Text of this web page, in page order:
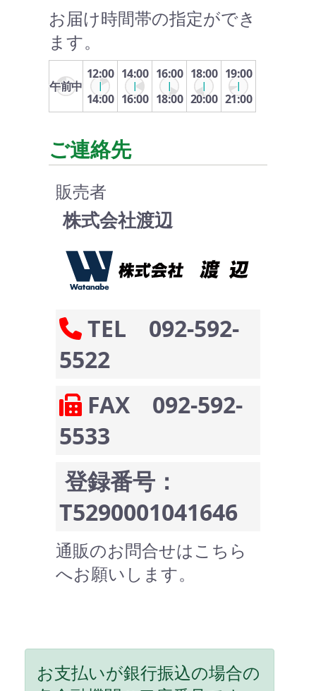
お届け時間帯の指定ができ
ます。
午前中
12:00
14:00
14:00
16:00
16:00
18:00
18:00
20:00
19:00
21:00
ご連絡先
販売者
株式会社渡辺
TEL 092-592-
5522
FAX 092-592-
5533
登録番号：
T5290001041646
通販のお問合せはこちら
へお願いします。
お支払いが銀行振込の場合の